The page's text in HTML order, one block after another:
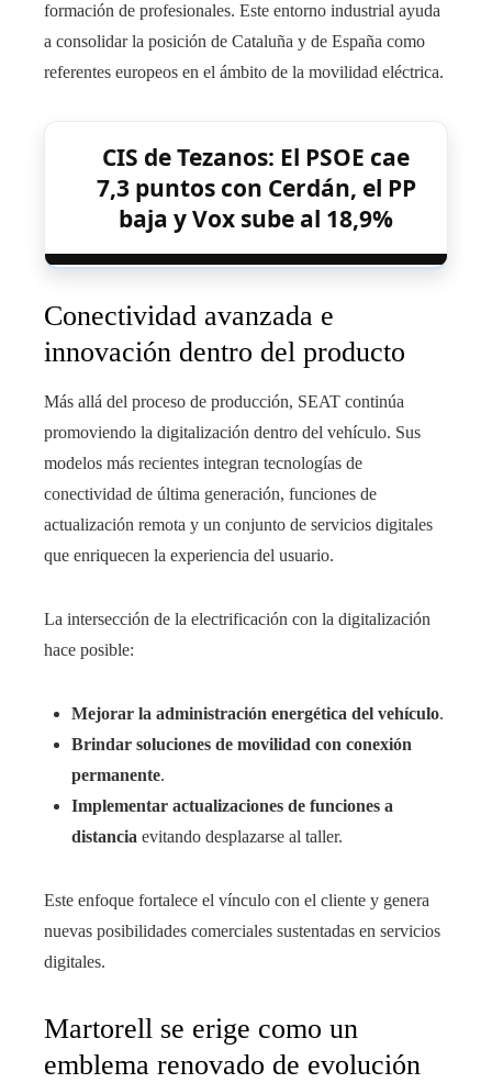
formación de profesionales. Este entorno industrial ayuda
a consolidar la posición de Cataluña y de España como
referentes europeos en el ámbito de la movilidad eléctrica.
CIS de Tezanos: El PSOE cae
7,3 puntos con Cerdán, el PP
baja y Vox sube al 18,9%
Conectividad avanzada e
innovación dentro del producto
Más allá del proceso de producción, SEAT continúa
promoviendo la digitalización dentro del vehículo. Sus
modelos más recientes integran tecnologías de
conectividad de última generación, funciones de
actualización remota y un conjunto de servicios digitales
que enriquecen la experiencia del usuario.
La intersección de la electrificación con la digitalización
hace posible:
Mejorar la administración energética del vehículo.
Brindar soluciones de movilidad con conexión
permanente.
Implementar actualizaciones de funciones a
distancia evitando desplazarse al taller.
Este enfoque fortalece el vínculo con el cliente y genera
nuevas posibilidades comerciales sustentadas en servicios
digitales.
Martorell se erige como un
emblema renovado de evolución